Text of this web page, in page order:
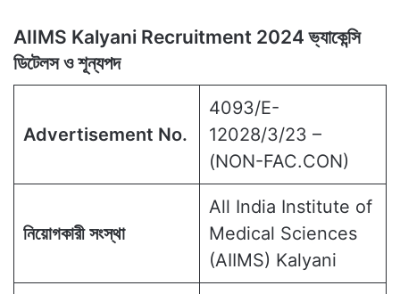
AIIMS Kalyani Recruitment 2024 ভ্যাকেন্সি
ডিটেলস ও শূন্যপদ
Advertisement No.
4093/E-
12028/3/23 –
(NON-FAC.CON)
নিয়োগকারী সংস্থা
All India Institute of
Medical Sciences
(AIIMS) Kalyani